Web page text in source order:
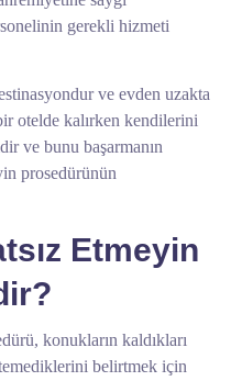
gerekli hizmeti
ve evden uzakta
otelde kalırken kendilerini
ve bunu başarmanın
prosedürünün
Etmeyin
konukların kaldıkları
belirtmek için